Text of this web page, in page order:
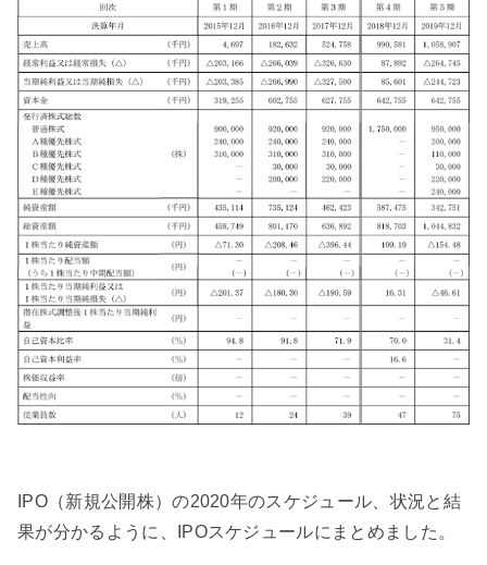
IPO（新規公開株）の2020年のスケジュール、状況と結
果が分かるように、IPOスケジュールにまとめました。